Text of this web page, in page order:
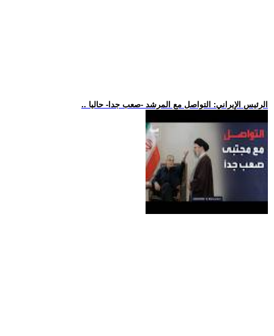
.. الرئيس الإيراني: التواصل مع المرشد -صعب جدا- حاليا